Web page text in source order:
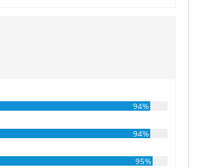
94%
94%
95%